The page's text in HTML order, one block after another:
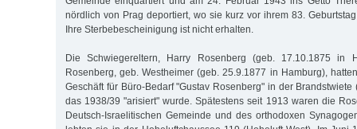
nördlich von Prag deportiert, wo sie kurz vor ihrem 83.
Ihre Sterbebescheinigung ist nicht erhalten.
Die Schwiegereltern, Harry Rosenberg (geb. 17.10.1875 in
Rosenberg, geb. Westheimer (geb. 25.9.1877 in Hamburg),
Geschäft für Büro-Bedarf "Gustav Rosenberg" in der Brandstwiete
das 1938/39 "arisiert" wurde. Spätestens seit 1913 waren die
Deutsch-Israelitischen Gemeinde und des orthodoxen